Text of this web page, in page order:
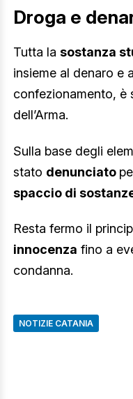
Droga e
Tutta la sostanza
insieme al denaro e
confezionamento, è
dell’Arma.
Sulla base degli
stato denunciato
spaccio di
Resta fermo il
innocenza fino a
condanna.
NOTIZIE CATANIA